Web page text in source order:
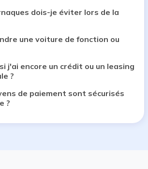
dois-je éviter lors de la
une voiture de fonction ou
j'ai encore un crédit ou un leasing
?
de paiement sont sécurisés
?